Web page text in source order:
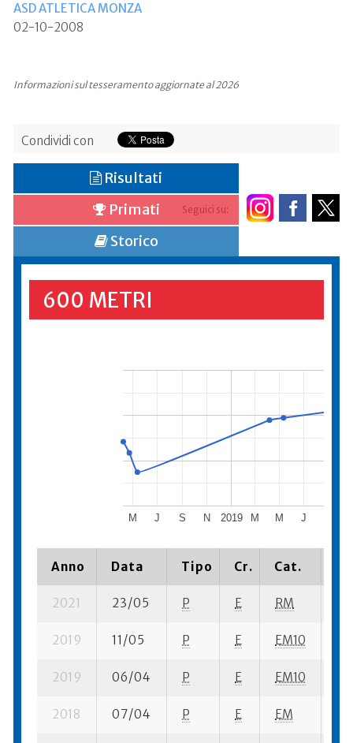
ASD ATLETICA MONZA
02-10-2008
Informazioni sul tesseramento aggiornate al 2026
Condividi con
Seguici su:
Risultati
Primati
Storico
600 METRI
2019
M J S N M M J
Anno Data Tipo Cr. Cat.
2021 23/05 P E RM
2019 11/05 P E EM10
2019 06/04 P E EM10
2018 07/04 P E EM